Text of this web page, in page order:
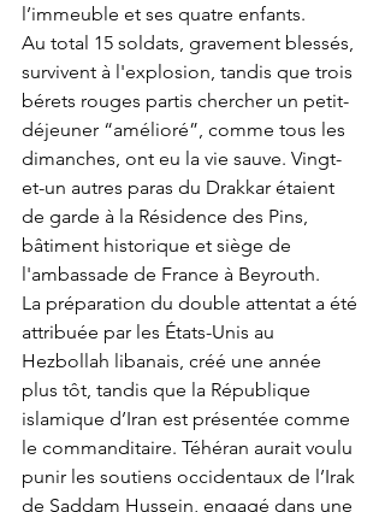
l’immeuble et ses quatre enfants.
Au total 15 soldats, gravement blessés,
survivent à l'explosion, tandis que trois
bérets rouges partis chercher un petit-
déjeuner “amélioré”, comme tous les
dimanches, ont eu la vie sauve. Vingt-
et-un autres paras du Drakkar étaient
de garde à la Résidence des Pins,
bâtiment historique et siège de
l'ambassade de France à Beyrouth.
La préparation du double attentat a été
attribuée par les États-Unis au
Hezbollah libanais, créé une année
plus tôt, tandis que la République
islamique d’Iran est présentée comme
le commanditaire. Téhéran aurait voulu
punir les soutiens occidentaux de l’Irak
de Saddam Hussein, engagé dans une